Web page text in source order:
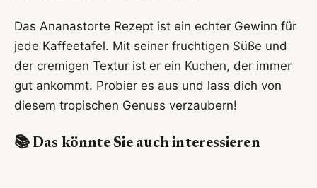
Das Ananastorte Rezept ist ein echter Gewinn für
jede Kaffeetafel. Mit seiner fruchtigen Süße und
der cremigen Textur ist er ein Kuchen, der immer
gut ankommt. Probier es aus und lass dich von
diesem tropischen Genuss verzaubern!
📚 Das könnte Sie auch interessieren